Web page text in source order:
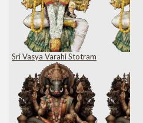
Sri Vasya Varahi Stotram